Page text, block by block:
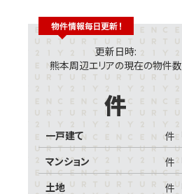
更新日時:
熊本周辺エリアの現在の物件数
件
一戸建て
件
マンション
件
土地
件